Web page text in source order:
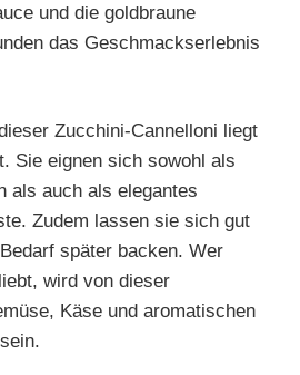
und die goldbraune
das Geschmackserlebnis
Zucchini-Cannelloni liegt
Sie eignen sich sowohl als
als auch als elegantes
Zudem lassen sie sich gut
später backen. Wer
wird von dieser
Käse und aromatischen